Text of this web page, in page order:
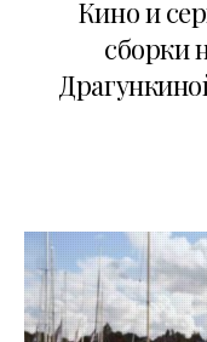
Кино и
сборки